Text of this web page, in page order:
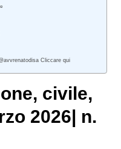
Cliccare qui
, civile,
2026| n.